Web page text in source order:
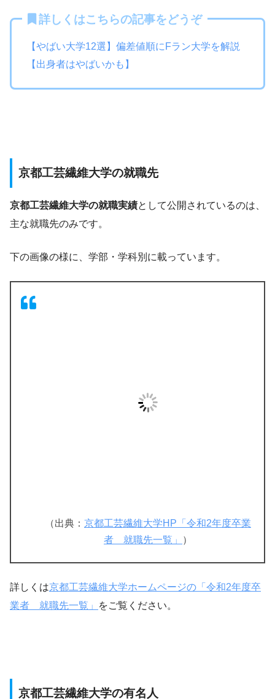
詳しくはこちらの記事をどうぞ
【やばい大学12選】偏差値順にFラン大学を解説
【出身者はやばいかも】
京都工芸繊維大学の就職先
京都工芸繊維大学の就職実績として公開されているのは、
主な就職先のみです。
下の画像の様に、学部・学科別に載っています。
（出典： 京都工芸繊維大学HP「令和2年度卒業
者 就職先一覧」
）
詳しくは京都工芸繊維大学ホームページの「令和2年度卒
業者 就職先一覧」
をご覧ください。
京都工芸繊維大学の有名人